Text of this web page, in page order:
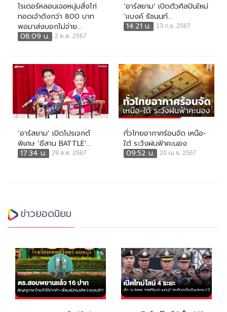
ไรเดอร์หลอนเจอหนุ่มสั่งไก่
ทอดเจ้าดังกว่า 800 บาท
พอมาส่งบอกไม่จ่าย...
08:09 น.
2 ต.ค. 2567
‘อาร์สยาม’ เปิดตัวศิลปินใหม่
‘แบงค์ ธัชนนท์...
14:21 น.
13 ก.ย. 2567
‘อาร์สยาม’ เปิดโปรเจกต์
พิเศษ ‘อีสาน BATTLE’...
17:34 น.
29 ส.ค. 2567
ทั่วไทยอากาศร้อนจัด เหนือ-
ใต้ ระวังฝนฟ้าคะนอง
09:52 น.
20 เม.ย. 2567
ข่าวยอดนิยม